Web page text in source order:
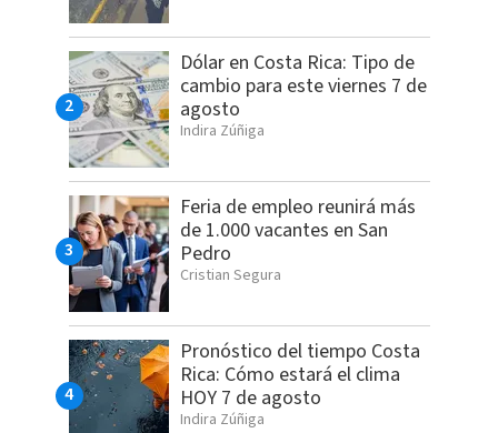
Dólar en Costa Rica: Tipo de
cambio para este viernes 7 de
agosto
Indira Zúñiga
Feria de empleo reunirá más
de 1.000 vacantes en San
Pedro
Cristian Segura
Pronóstico del tiempo Costa
Rica: Cómo estará el clima
HOY 7 de agosto
Indira Zúñiga